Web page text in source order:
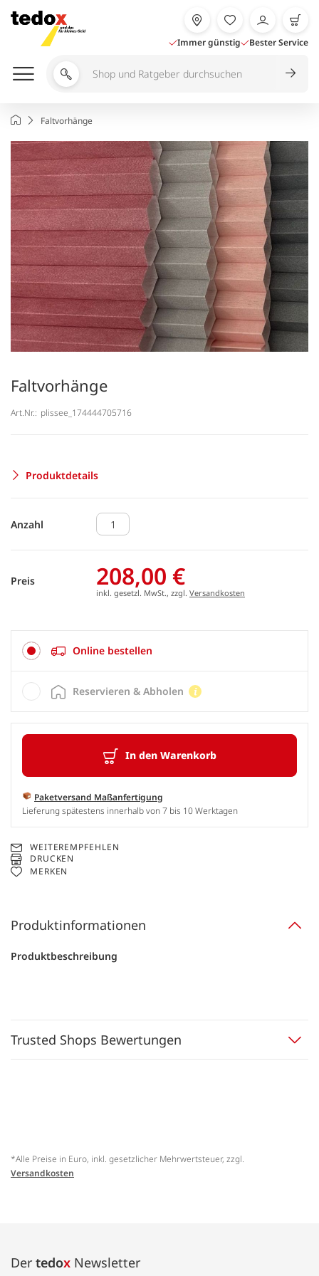
Inhalt
springen
Immer günstig Bester Service
Shop
durchsuchen
StartseiteFaltvorhänge
Faltvorhänge
Art.Nr.: plissee_174444705716
Produktdetails
Anzahl
Preis 208,00 €
inkl. gesetzl. MwSt., zzgl. Versandkosten
Online bestellen
In den Warenkorb
Paketversand Maßanfertigung
Lieferung spätestens innerhalb von 7 bis 10 Werktagen
Reservieren & Abholen
WEITEREMPFEHLEN
DRUCKEN
MERKEN
Produktinformationen
Produktbeschreibung
Trusted Shops Bewertungen
*Alle Preise in Euro, inkl. gesetzlicher Mehrwertsteuer, zzgl.
Versandkosten
Der tedox Newsletter